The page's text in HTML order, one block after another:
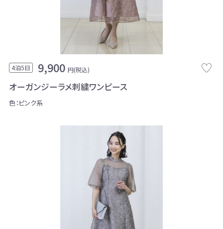
4泊5日 9,900 円(税込)
オーガンジーラメ刺繍ワンピース
色：ピンク系